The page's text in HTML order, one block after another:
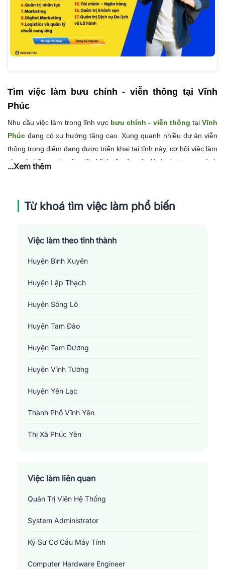
Tìm việc làm bưu chính - viễn thông tại Vĩnh
Phúc
Nhu cầu việc làm trong lĩnh vực bưu chính - viễn thông tạiVĩnh
Phúc đang có xu hướng tăng cao. Xung quanh nhiều dự án viễn
thông trọng điểm đang được triển khai tại tỉnh này, cơ hội việc làm
cho các kỹ sư, chuyên viên kỹ thuật và quản lý dự án trong ngành
Cùng với đó, lĩnh vực bưu chính cũng cần nhiều nhân sự tại các
vị trí quản lý, nhân viên giao dịch, thủ tục hành chính... Tuy nhiên,
thông ở Vĩnh Phúc cũng tương đối khắt khe, yêu cầu có chuyên
Việc làm bưu chính - viễn thông tại Vĩnh Phúc
chính - viễn thông tại Vĩnh Phúc
Computer Hardware Engineer
phần phần cứng máy tính như mạch, bộ vi xử lý, bộ nhớ, hệ
thống lưu trữ dữ liệu và các thiết bị ngoại vi. Họ cần có kiến thức
...Xem thêm
Từ khoá tìm việc làm phổ biến
Việc làm theo tỉnh thành
Huyện Bình Xuyên
Huyện Lập Thạch
Huyện Sông Lô
Huyện Tam Đảo
Huyện Tam Dương
Huyện Vĩnh Tường
Huyện Yên Lạc
Thành Phố Vĩnh Yên
Thị Xã Phúc Yên
Việc làm liên quan
Quản Trị Viên Hệ Thống
System Administrator
Kỹ Sư Cơ Cấu Máy Tính
Computer Hardware Engineer